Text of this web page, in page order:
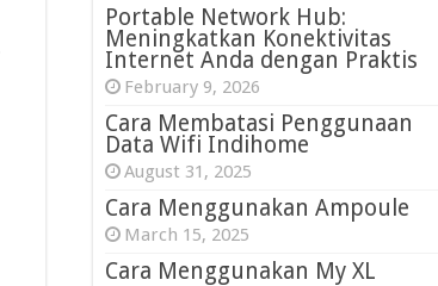
Portable Network Hub:
Meningkatkan Konektivitas
Internet Anda dengan Praktis
February 9, 2026
Cara Membatasi Penggunaan
Data Wifi Indihome
August 31, 2025
Cara Menggunakan Ampoule
March 15, 2025
Cara Menggunakan My XL